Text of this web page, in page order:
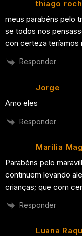
thiago
meus parabéns pelo
se todos nos
con certeza teríamos
Responder
Jorge
Amo eles
Responder
Marilia
Parabéns pelo
continuem levando
crianças; que com
Responder
Luana